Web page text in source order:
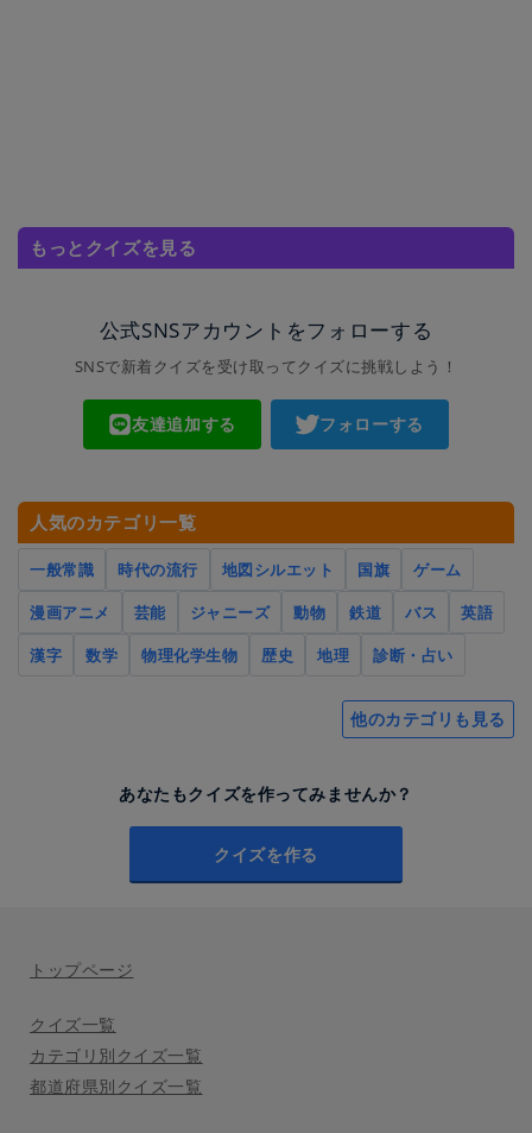
もっとクイズを見る
公式SNSアカウントをフォローする
SNSで新着クイズを受け取ってクイズに挑戦しよう！
友達追加する フォローする
人気のカテゴリ一覧
一般常識 時代の流行 地図シルエット 国旗
ゲーム
漫画アニメ
芸能 ジャニーズ 動物 鉄道 バス
英語
漢字
数学 物理化学生物 歴史 地理 診断・占い
他のカテゴリも見る
あなたもクイズを作ってみませんか？
クイズを作る
トップページ
クイズ一覧
カテゴリ別クイズ一覧
都道府県別クイズ一覧